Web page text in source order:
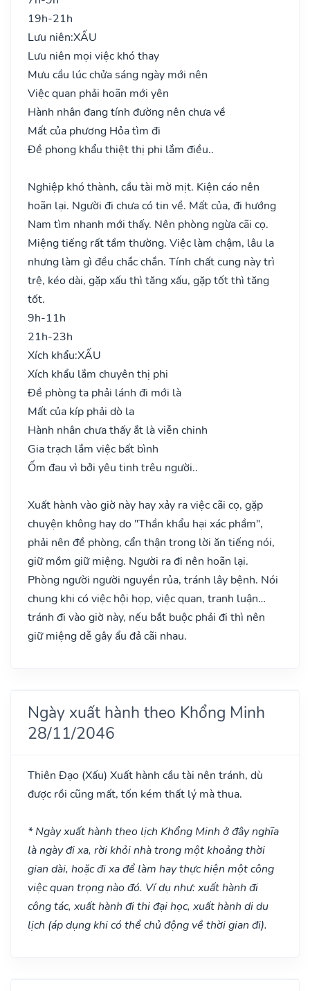
19h-21h
Lưu niên:XẤU
Lưu niên mọi việc khó thay
Mưu cầu lúc chửa sáng ngày mới nên
Việc quan phải hoãn mới yên
Hành nhân đang tính đường nên chưa về
Mất của phương Hỏa tìm đi
Đề phong khẩu thiệt thị phi lắm điều..
Nghiệp khó thành, cầu tài mờ mịt. Kiện cáo nên
hoãn lại. Người đi chưa có tin về. Mất của, đi hướng
Nam tìm nhanh mới thấy. Nên phòng ngừa cãi cọ.
Miệng tiếng rất tầm thường. Việc làm chậm, lâu la
nhưng làm gì đều chắc chắn. Tính chất cung này trì
trệ, kéo dài, gặp xấu thì tăng xấu, gặp tốt thì tăng
tốt.
9h-11h
21h-23h
Xích khẩu:XẤU
Xích khẩu lắm chuyên thị phi
Đề phòng ta phải lánh đi mới là
Mất của kíp phải dò la
Hành nhân chưa thấy ắt là viễn chinh
Gia trạch lắm việc bất bình
Ốm đau vì bởi yêu tinh trêu người..
Xuất hành vào giờ này hay xảy ra việc cãi cọ, gặp
chuyện không hay do "Thần khẩu hại xác phầm",
phải nên đề phòng, cẩn thận trong lời ăn tiếng nói,
giữ mồm giữ miệng. Người ra đi nên hoãn lại.
Phòng người người nguyền rủa, tránh lây bệnh. Nói
chung khi có việc hội họp, việc quan, tranh luận…
tránh đi vào giờ này, nếu bắt buộc phải đi thì nên
giữ miệng dễ gây ẩu đả cãi nhau.
Ngày xuất hành theo Khổng Minh
28/11/2046
Thiên Đạo (Xấu) Xuất hành cầu tài nên tránh, dù
được rồi cũng mất, tốn kém thất lý mà thua.
* Ngày xuất hành theo lịch Khổng Minh ở đây nghĩa
là ngày đi xa, rời khỏi nhà trong một khoảng thời
gian dài, hoặc đi xa để làm hay thực hiện một công
việc quan trọng nào đó. Ví dụ như: xuất hành đi
công tác, xuất hành đi thi đại học, xuất hành di du
lịch (áp dụng khi có thể chủ động về thời gian đi).